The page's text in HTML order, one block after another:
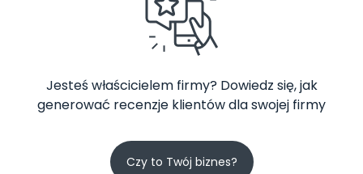
Jesteś właścicielem firmy? Dowiedz się, jak
generować recenzje klientów dla swojej firmy
Czy to Twój biznes?